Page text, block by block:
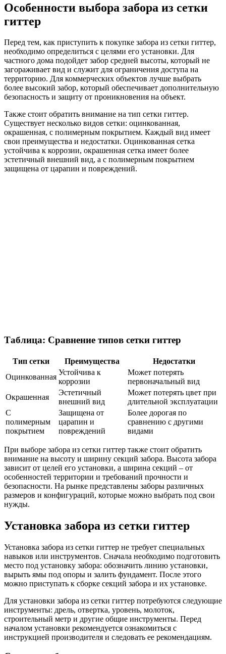
Особенности выбора забора из сетки
гиттер
Перед тем, как приступить к покупке забора из сетки гиттер,
необходимо определиться с целями его установки. Для
частного дома подойдет забор средней высоты, который не
загораживает вид и служит для ограничения доступа на
территорию. Для коммерческих объектов лучше выбрать
более высокий забор, который обеспечивает дополнительную
безопасность и защиту от проникновения на объект.
Также стоит обратить внимание на тип сетки гиттер.
Существует несколько видов сетки: оцинкованная,
окрашенная, с полимерным покрытием. Каждый вид имеет
свои преимущества и недостатки. Оцинкованная сетка
устойчива к коррозии, окрашенная сетка имеет более
эстетичный внешний вид, а с полимерным покрытием
защищена от царапин и повреждений.
Таблица: Сравнение типов сетки гиттер
Тип сетки Преимущества
Недостатки
Оцинкованная
Устойчива к
коррозии
Может потерять
первоначальный вид
Окрашенная
Эстетичный
внешний вид
Может потерять цвет при
длительной эксплуатации
С
полимерным
покрытием
Защищена от
царапин и
повреждений
Более дорогая по
сравнению с другими
видами
При выборе забора из сетки гиттер также стоит обратить
внимание на высоту и ширину секций забора. Высота забора
зависит от целей его установки, а ширина секций – от
особенностей территории и требований прочности и
безопасности. На рынке представлены заборы различных
размеров и конфигураций, которые можно выбрать под свои
нужды.
Установка забора из сетки гиттер
Установка забора из сетки гиттер не требует специальных
навыков или инструментов. Сначала необходимо подготовить
место под установку забора: обозначить линию установки,
вырыть ямы под опоры и залить фундамент. После этого
можно приступать к сборке секций забора и их установке.
Для установки забора из сетки гиттер потребуются следующие
инструменты: дрель, отвертка, уровень, молоток,
строительный метр и другие общие инструменты. Перед
началом установки рекомендуется ознакомиться с
инструкцией производителя и следовать ее рекомендациям.